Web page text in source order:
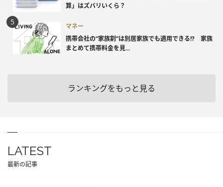
算」はズバリいくら？
マネー
携帯会社の“家族割”は別居家族でも適用できる!? 家族
まとめて携帯料金を見...
ランキングをもっと見る
LATEST
最新の記事